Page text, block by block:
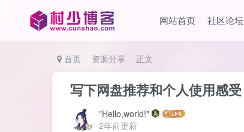
网站首页 社区论坛
首页 资源分享 正文
写下网盘推荐和个人使用感受
"Hello,world!"
2年前更新